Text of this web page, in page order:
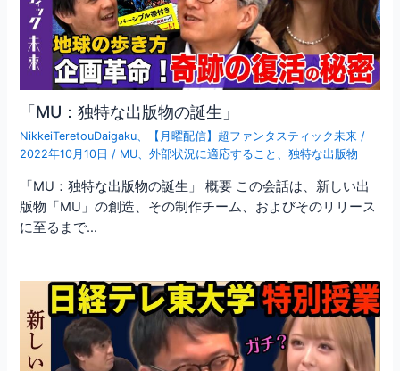
「MU：独特な出版物の誕生」
NikkeiTeretouDaigaku、 【月曜配信】超ファンタスティック未来 /
2022年10月10日 / MU、外部状況に適応すること 、独特な出版物
「MU：独特な出版物の誕生」 概要 この会話は、新しい出
版物「MU」の創造、その制作チーム、およびそのリリース
に至るまで…